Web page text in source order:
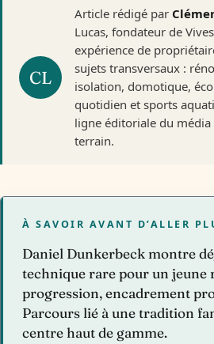
Article rédigé par
Lucas, fondateur de
expérience de
sujets transversaux :
isolation, domotique,
quotidien et sports
ligne éditoriale du média
terrain.
À SAVOIR AVANT D’ALLER
Daniel Dunkerbeck montre
technique rare pour un jeune
progression, encadrement
Parcours lié à une tradition
centre haut de gamme.